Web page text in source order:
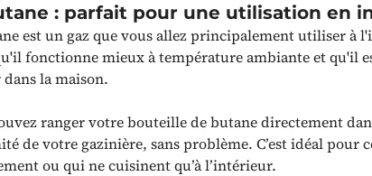
: parfait pour une utilisation en
est un gaz que vous allez principalement utiliser à
fonctionne mieux à température ambiante et qu'il
la maison.
ranger votre bouteille de butane directement
de votre gazinière, sans problème. C’est idéal pour
ou qui ne cuisinent qu’à l’intérieur.